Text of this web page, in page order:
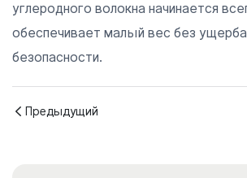
углеродного волокна начинается
обеспечивает малый вес без
безопасности.
Предыдущий